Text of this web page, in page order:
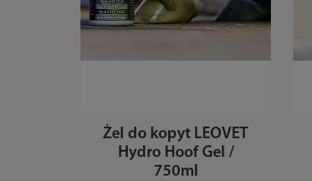
Żel do kopyt LEOVET
Hydro Hoof Gel /
750ml